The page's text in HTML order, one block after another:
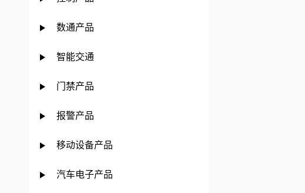
数通产品
智能交通
门禁产品
报警产品
移动设备产品
汽车电子产品